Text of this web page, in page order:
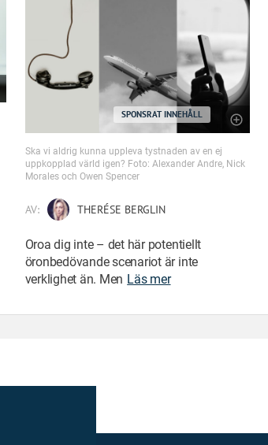
SPONSRAT INNEHÅLL
Ska vi aldrig kunna uppleva tystnaden av en ej
uppkopplad värld igen? Foto: Alexander Andre, Nick
Morales och Owen Spencer
AV: THERÉSE BERGLIN
Oroa dig inte – det här potentiellt
öronbedövande scenariot är inte
verklighet än. Men Läs mer